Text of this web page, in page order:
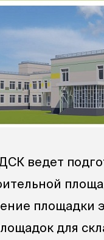
ведет
площадки